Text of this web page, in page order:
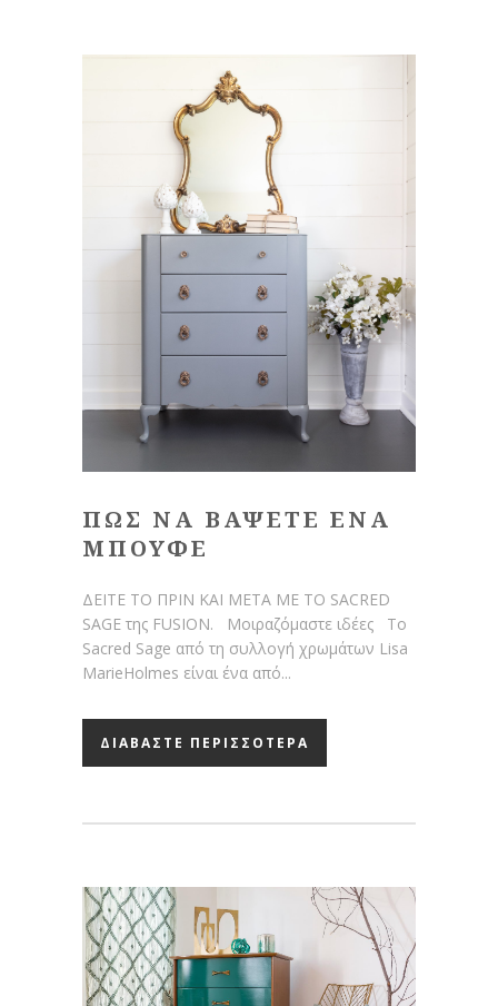
ΠΩΣ ΝΑ ΒΑΨΕΤΕ ΕΝΑ
ΜΠΟΥΦΕ
ΔΕΙΤΕ ΤΟ ΠΡΙΝ ΚΑΙ ΜΕΤΑ ΜΕ ΤΟ SACRED
SAGE της FUSION. Μοιραζόμαστε ιδέες Το
Sacred Sage από τη συλλογή χρωμάτων Lisa
MarieHolmes είναι ένα από...
ΔΙΑΒΑΣΤΕ ΠΕΡΙΣΣΟΤΕΡΑ